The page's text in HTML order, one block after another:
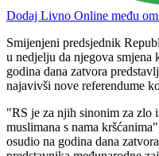
Dodaj Livno Online među
Smijenjeni predsjednik
u nedjelju da njegova smjena
godina dana zatvora
najavivši nove referendume
"RS je za njih sinonim za zlo
muslimana s nama
osudio na godina dana